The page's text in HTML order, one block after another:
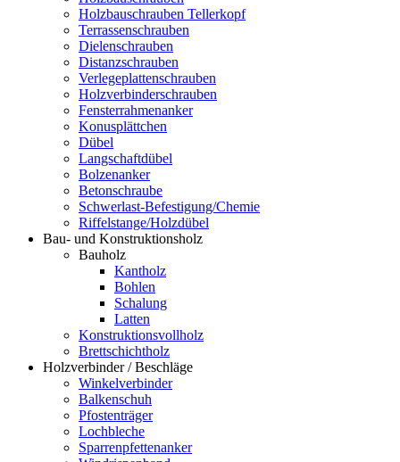
Holzbauschrauben Tellerkopf
Terrassenschrauben
Dielenschrauben
Distanzschrauben
Verlegeplattenschrauben
Holzverbinderschrauben
Fensterrahmenanker
Konusplättchen
Dübel
Langschaftdübel
Bolzenanker
Betonschraube
Schwerlast-Befestigung/Chemie
Riffelstange/Holzdübel
Bau- und Konstruktionsholz
Bauholz
Kantholz
Bohlen
Schalung
Latten
Konstruktionsvollholz
Brettschichtholz
Holzverbinder / Beschläge
Winkelverbinder
Balkenschuh
Pfostenträger
Lochbleche
Sparrenpfettenanker